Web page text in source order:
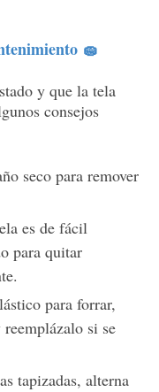
🧽
y que la tela
consejos
seco para remover
es de fácil
para quitar
para forrar,
si se
tapizadas, alterna